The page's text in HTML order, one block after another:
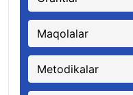
Maqolalar
Metodikalar